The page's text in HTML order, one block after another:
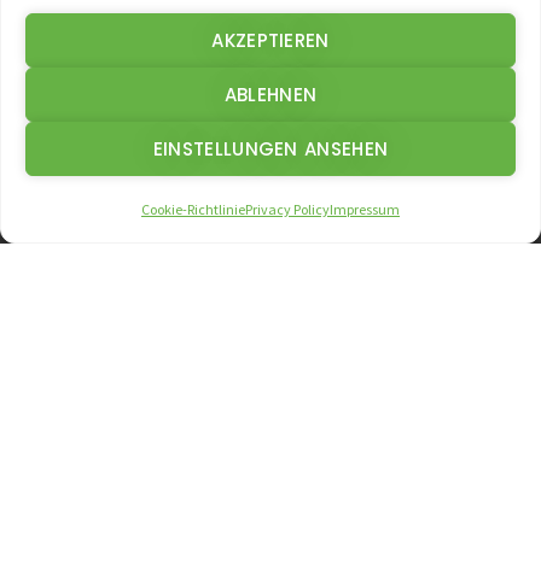
AKZEPTIEREN
ABLEHNEN
EINSTELLUNGEN ANSEHEN
Cookie-RichtliniePrivacy PolicyImpressum
PFARRER SCHREYER STR. 6
92533 WERNBERG-KÖBLITZ
IPPC ZERTIFIZIERT